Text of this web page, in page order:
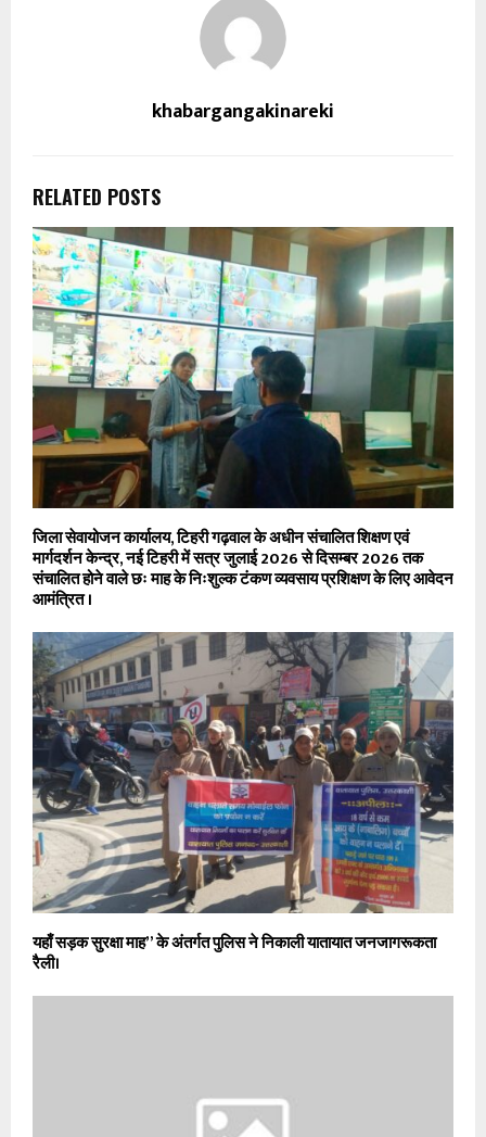
khabargangakinareki
RELATED POSTS
जिला सेवायोजन कार्यालय, टिहरी गढ़वाल के अधीन संचालित शिक्षण एवं
मार्गदर्शन केन्द्र, नई टिहरी में सत्र जुलाई 2026 से दिसम्बर 2026 तक
संचालित होने वाले छः माह के निःशुल्क टंकण व्यवसाय प्रशिक्षण के लिए आवेदन
आमंत्रित ।
यहाँ सड़क सुरक्षा माह” के अंतर्गत पुलिस ने निकाली यातायात जनजागरूकता
रैली।